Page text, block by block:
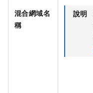
混合網域名
稱
說明